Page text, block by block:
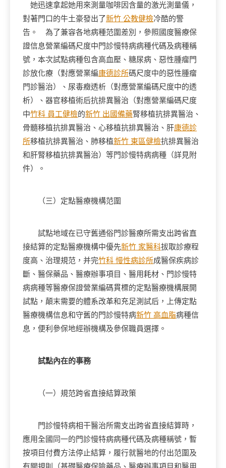
她迅速拿起她用來測量咖啡因含量的激光測量儀，
對著門口的牛土豪發出了新竹 公教健檢冷酷的警
告。 為了兼容各地病種范圍差別，參照國度醫療保
證信息營業編碼尺度中門診慢特病病種代碼及病種稱
號，本次試點病種包含高血壓、糖尿病、惡性腫瘤門
診放化療（對應營業編康德診所碼尺度中的惡性腫瘤
門診醫治）、尿毒癥透析（對應營業編碼尺度中的透
析）、器官移植術后抗排異醫治（對應營業編碼尺度
中竹科 員工健檢的新竹 出國備藥腎移植抗排異醫治、
骨髓移植抗排異醫治、心移植抗排異醫治、肝康德診
所移植抗排異醫治、肺移植新竹 東區健檢抗排異醫治
和肝腎移植抗排異醫治）等門診慢特病病種（詳見附
件）。
（三）定點醫療機構范圍
試點地域在已守舊通俗門診醫療所需支出跨省直
接結算的定點醫療機構中優先新竹 家醫科拔取診療程
度高、治理規范，并完竹科 慢性病診所成醫保疾病診
斷、醫保藥品、醫療辦事項目、醫用耗材、門診慢特
病病種等醫療保證營業編碼貫標的定點醫療機構展開
試點，顛末需要的體系改革和充足測試后，上傳定點
醫療機構信息和守舊的門診慢特病新竹 高血脂病種信
息，便利參保地經辦機構及參保職員選擇。
試點內在的事務
（一）規范跨省直接結算政策
門診慢特病相干醫治所需支出跨省直接結算時，
應用全國同一的門診慢特病病種代碼及病種稱號，暫
按項目付費方法停止結算，履行就醫地的付出范圍及